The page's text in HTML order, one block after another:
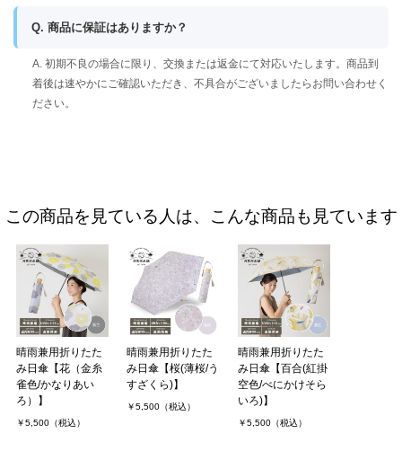
Q. 商品に保証はありますか？
A. 初期不良の場合に限り、交換または返金にて対応いたします。商品到
着後は速やかにご確認いただき、不具合がございましたらお問い合わせく
ださい。
この商品を見ている人は、こんな商品も見ています
晴雨兼用折りたた
み日傘【花（金糸
雀色/かなりあい
ろ）】
￥5,500（税込）
晴雨兼用折りたた
み日傘【桜(薄桜/う
すざくら)】
￥5,500（税込）
晴雨兼用折りたた
み日傘【百合(紅掛
空色/べにかけそら
いろ)】
￥5,500（税込）